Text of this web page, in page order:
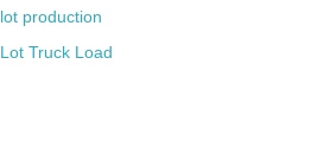
lot production
Lot Truck Load